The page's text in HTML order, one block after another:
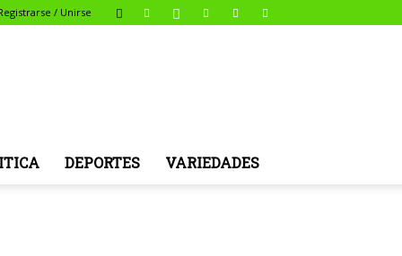
/ Unirse
DEPORTES VARIEDADES